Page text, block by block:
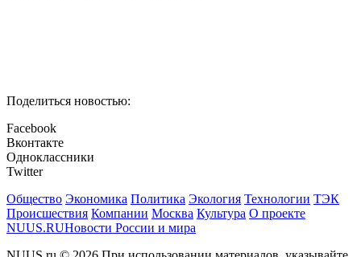
Поделиться новостью:
Facebook
Вконтакте
Одноклассники
Twitter
Общество Экономика Политика Экология Технологии ТЭК
Происшествия Компании Москва Культура О проекте
NUUS.RUНовости России и мира